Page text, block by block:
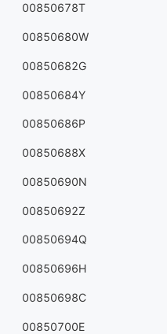
00850678T
00850680W
00850682G
00850684Y
00850686P
00850688X
00850690N
00850692Z
00850694Q
00850696H
00850698C
00850700E